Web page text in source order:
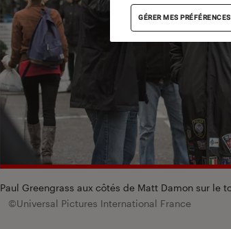
Paul Greengrass aux côtés de Matt Damon sur le
©Universal Pictures International France
GÉRER MES PRÉFÉRENCES